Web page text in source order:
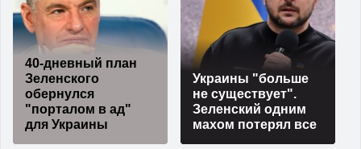
40-дневный план
Зеленского
обернулся
"порталом в ад"
для Украины
Украины "больше
не существует".
Зеленский одним
махом потерял все